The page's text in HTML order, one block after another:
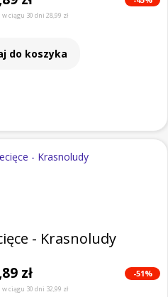
ciągu 30 dni 28,99 zł
do koszyka
- Krasnoludy
zł -51%
ciągu 30 dni 32,99 zł